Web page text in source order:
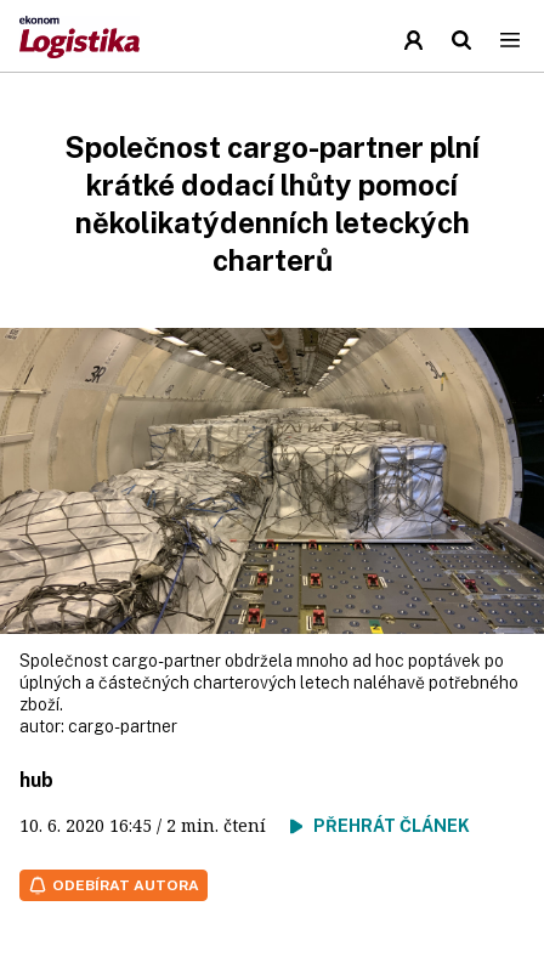
Společnost cargo-partner plní
krátké dodací lhůty pomocí
několikatýdenních leteckých
charterů
Společnost cargo-partner obdržela mnoho ad hoc poptávek po
úplných a částečných charterových letech naléhavě potřebného
zboží.
autor: cargo-partner
hub
10. 6. 2020 16:45 / 2 min. čtení PŘEHRÁT ČLÁNEK
ODEBÍRAT AUTORA